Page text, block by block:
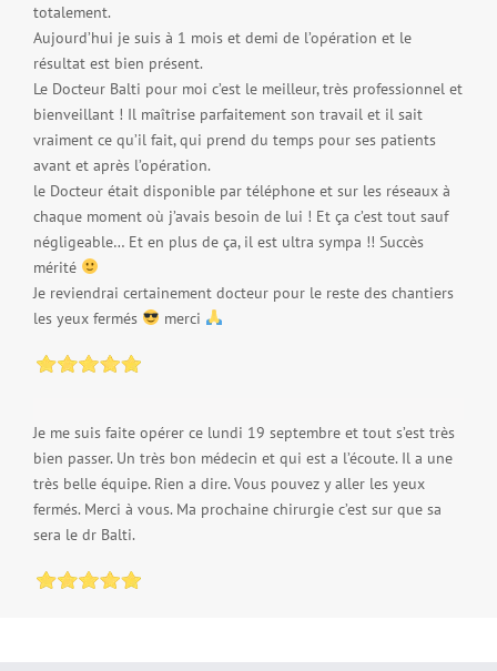
totalement.
Aujourd’hui je suis à 1 mois et demi de l’opération et le
résultat est bien présent.
Le Docteur Balti pour moi c’est le meilleur, très professionnel et
bienveillant ! Il maîtrise parfaitement son travail et il sait
vraiment ce qu’il fait, qui prend du temps pour ses patients
avant et après l’opération.
le Docteur était disponible par téléphone et sur les réseaux à
chaque moment où j’avais besoin de lui ! Et ça c’est tout sauf
négligeable… Et en plus de ça, il est ultra sympa !! Succès
mérité
Je reviendrai certainement docteur pour le reste des chantiers
les yeux fermés
merci
Je me suis faite opérer ce lundi 19 septembre et tout s’est très
bien passer. Un très bon médecin et qui est a l’écoute. Il a une
très belle équipe. Rien a dire. Vous pouvez y aller les yeux
fermés. Merci à vous. Ma prochaine chirurgie c’est sur que sa
sera le dr Balti.